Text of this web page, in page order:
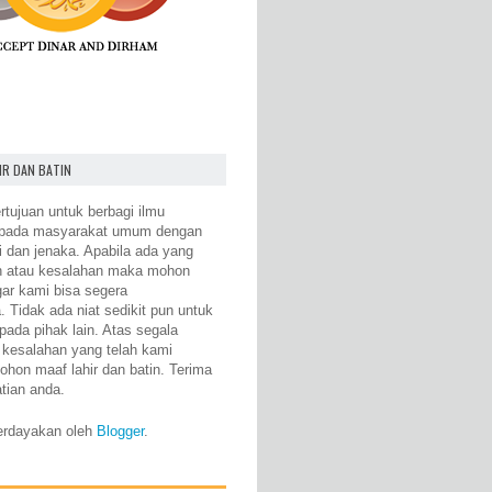
DAN BATIN
untuk berbagi ilmu
masyarakat umum dengan
dan jenaka. Apabila ada yang
atau kesalahan maka mohon
kami bisa segera
Tidak ada niat sedikit pun untuk
pihak lain. Atas segala
yang telah kami
maaf lahir dan batin. Terima
anda.
oleh Blogger.